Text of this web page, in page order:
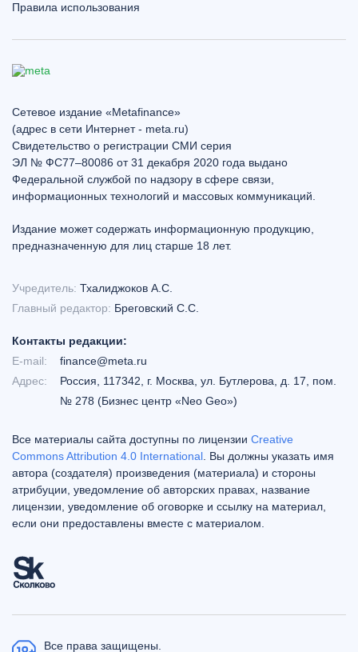
Правила использования
Сетевое издание «Metafinance»
(адрес в сети Интернет - meta.ru)
Свидетельство о регистрации СМИ серия
ЭЛ № ФС77–80086 от 31 декабря 2020 года выдано
Федеральной службой по надзору в сфере связи,
информационных технологий и массовых коммуникаций.
Издание может содержать информационную продукцию,
предназначенную для лиц старше 18 лет.
Учредитель: Тхалиджоков А.С.
Главный редактор: Бреговский С.С.
Контакты редакции:
E-mail:
finance@meta.ru
Адрес:
Россия, 117342, г. Москва, ул. Бутлерова, д. 17, пом.
№ 278 (Бизнес центр «Neo Geo»)
Все материалы сайта доступны по лицензии Creative
Commons Attribution 4.0 International . Вы должны указать имя
автора (создателя) произведения (материала) и стороны
атрибуции, уведомление об авторских правах, название
лицензии, уведомление об оговорке и ссылку на материал,
если они предоставлены вместе с материалом.
Все права защищены.